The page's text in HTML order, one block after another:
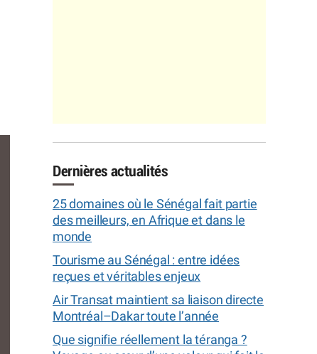
Dernières actualités
25 domaines où le Sénégal fait partie
des meilleurs, en Afrique et dans le
monde
Tourisme au Sénégal : entre idées
reçues et véritables enjeux
Air Transat maintient sa liaison directe
Montréal–Dakar toute l’année
Que signifie réellement la téranga ?